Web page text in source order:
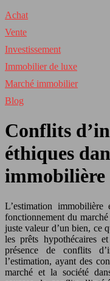
Achat
Vente
Investissement
Immobilier de luxe
Marché immobilier
Blog
Conflits
éthiques
immobilière
L’estimation immobilière est un processus essentiel pour le bon
fonctionnement du
juste valeur d’un bien, ce
les prêts hypothécaires
présence de conflits
l’estimation, ayant des
marché et la société